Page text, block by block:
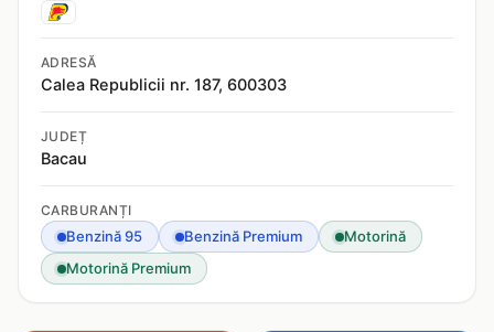
ADRESĂ
Calea Republicii nr. 187, 600303
JUDEȚ
Bacau
CARBURANȚI
Benzină 95 Benzină Premium
Motorină
Motorină Premium